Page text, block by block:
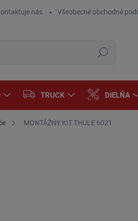
nás Všeobecné obchodné
Hľadať
TRUCK DIELŇA
MONTÁŽNY KIT THULE 6021